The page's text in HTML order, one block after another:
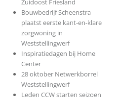
Zuidoost Friesland
Bouwbedrijf Scheenstra
plaatst eerste kant-en-klare
zorgwoning in
Weststellingwerf
Inspiratiedagen bij Home
Center
28 oktober Netwerkborrel
Weststellingwerf
Leden CCW starten seizoen